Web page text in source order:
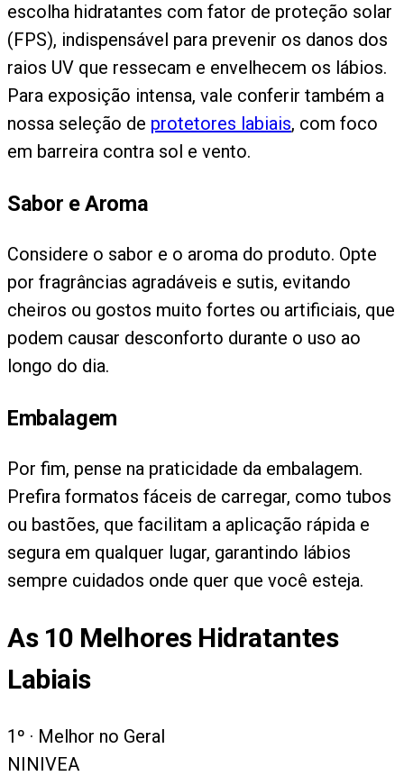
escolha hidratantes com fator de proteção solar
(FPS), indispensável para prevenir os danos dos
raios UV que ressecam e envelhecem os lábios.
Para exposição intensa, vale conferir também a
nossa seleção de protetores labiais, com foco
em barreira contra sol e vento.
Sabor e Aroma
Considere o sabor e o aroma do produto. Opte
por fragrâncias agradáveis e sutis, evitando
cheiros ou gostos muito fortes ou artificiais, que
podem causar desconforto durante o uso ao
longo do dia.
Embalagem
Por fim, pense na praticidade da embalagem.
Prefira formatos fáceis de carregar, como tubos
ou bastões, que facilitam a aplicação rápida e
segura em qualquer lugar, garantindo lábios
sempre cuidados onde quer que você esteja.
As 10 Melhores Hidratantes
Labiais
1 º · Melhor no Geral
NINIVEA